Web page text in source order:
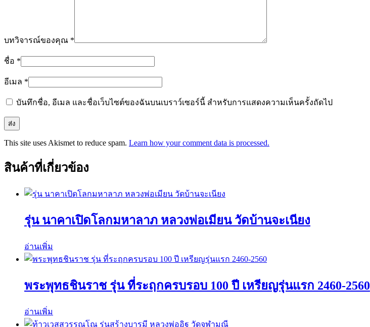
บทวิจารณ์ของคุณ *
ชื่อ *
อีเมล *
บันทึกชื่อ, อีเมล และชื่อเว็บไซต์ของฉันบนเบราว์เซอร์นี้ สำหรับการแสดงความเห็นครั้งถัดไป
This site uses Akismet to reduce spam. Learn how your comment data is processed.
สินค้าที่เกี่ยวข้อง
รุ่น นาคาเปิดโลกมหาลาภ หลวงพ่อเมียน วัดบ้านจะเนียง
อ่านเพิ่ม
พระพุทธชินราช รุ่น ที่ระฤกครบรอบ 100 ปี เหรียญรุ่นแรก 2460-2560
อ่านเพิ่ม